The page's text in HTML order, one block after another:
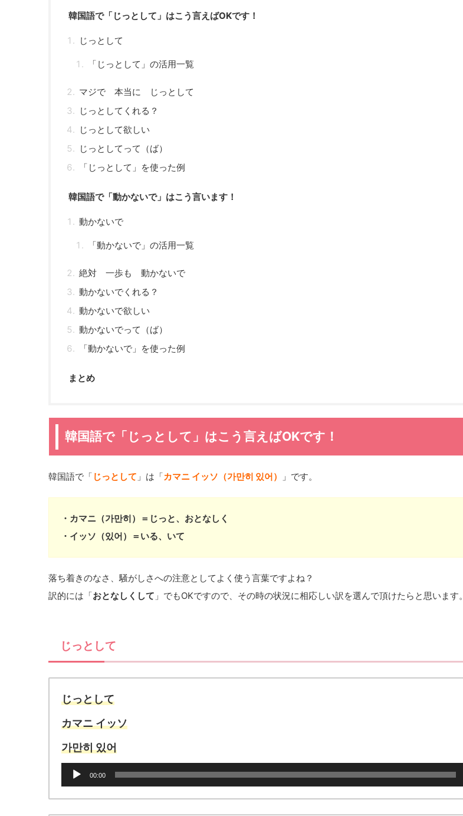
韓国語で「じっとして」はこう言えばOKです！
じっとして
「じっとして」の活用一覧
マジで 本当に じっとして
じっとしてくれる？
じっとして欲しい
じっとしてって（ば）
「じっとして」を使った例
韓国語で「動かないで」はこう言います！
動かないで
「動かないで」の活用一覧
絶対 一歩も 動かないで
動かないでくれる？
動かないで欲しい
動かないでって（ば）
「動かないで」を使った例
まとめ
韓国語で「じっとして」はこう言えばOKです！
韓国語で「 じっとして 」は「カマニ イッソ（가만히 있어） 」です。
・カマニ（가만히）＝じっと、おとなしく
・イッソ（있어）＝いる、いて
落ち着きのなさ、騒がしさへの注意としてよく使う言葉ですよね？
訳的には「おとなしくして 」でもOKですので、その時の状況に相応しい訳を選んで頂けたらと思います。
じっとして
じっとして
カマニ イッソ
가만히 있어
00:00